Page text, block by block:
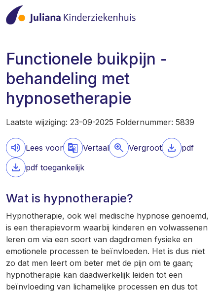
Functionele buikpijn -
behandeling met
hypnosetherapie
Laatste wijziging: 23-09-2025 Foldernummer: 5839
Lees voor Vertaal Vergroot
pdf
pdf toegankelijk
Wat is hypnotherapie?
Hypnotherapie, ook wel medische hypnose genoemd,
is een therapievorm waarbij kinderen en volwassenen
leren om via een soort van dagdromen fysieke en
emotionele processen te beïnvloeden. Het is dus niet
zo dat men leert om beter met de pijn om te gaan;
hypnotherapie kan daadwerkelijk leiden tot een
beïnvloeding van lichamelijke processen en dus tot